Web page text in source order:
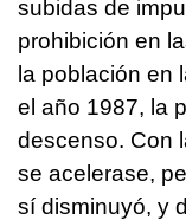
subidas de
prohibición en
la población en
el año 1987, la
descenso. Con
se acelerase,
sí disminuyó, y